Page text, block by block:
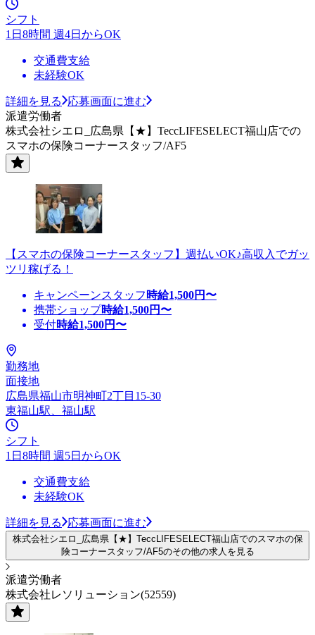
シフト
1日8時間 週4日からOK
交通費支給
未経験OK
詳細を見る
応募画面に進む
派遣労働者
株式会社シエロ_広島県【★】TeccLIFESELECT福山店での
スマホの保険コーナースタッフ/AF5
【スマホの保険コーナースタッフ】週払いOK♪高収入でガッ
ツリ稼げる！
キャンペーンスタッフ 時給1,500円〜
携帯ショップ時給1,500円〜
受付時給1,500円〜
勤務地
面接地
広島県福山市明神町2丁目15-30
東福山駅、福山駅
シフト
1日8時間 週5日からOK
交通費支給
未経験OK
詳細を見る 応募画面に進む
株式会社シエロ_広島県【★】TeccLIFESELECT福山店でのスマホの保
険コーナースタッフ/AF5のその他の求人を見る
派遣労働者
株式会社レソリューション(52559)